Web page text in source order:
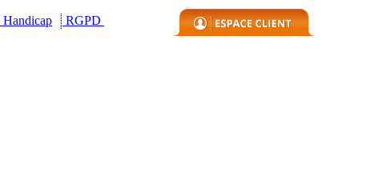
Handicap RGPD